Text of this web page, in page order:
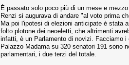
È passato solo poco più di un mese e
Renzi si augurava di andare "al voto prima
Ma poi l'ipotesi di elezioni anticipate è stata
folto plotone dei neoeletti, che altrimenti
infatti, è un Parlamento di novizi. Facciamo
Palazzo Madama su 320 senatori 191 sono
parlamentari, i due terzi del totale.